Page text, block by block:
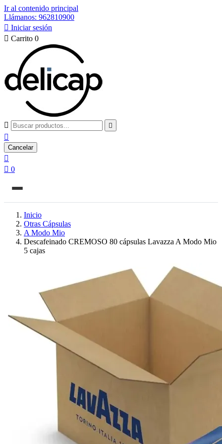
Ir al contenido principal
Llámanos: 962810900
 Iniciar sesión
 Carrito 0
 

Cancelar

 0
Inicio
Otras Cápsulas
A Modo Mio
Descafeinado CREMOSO 80 cápsulas Lavazza A Modo Mio
5 cajas